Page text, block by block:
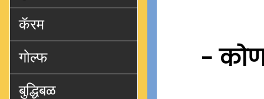
-
कॅरम
गोल्फ
बुद्धिबळ